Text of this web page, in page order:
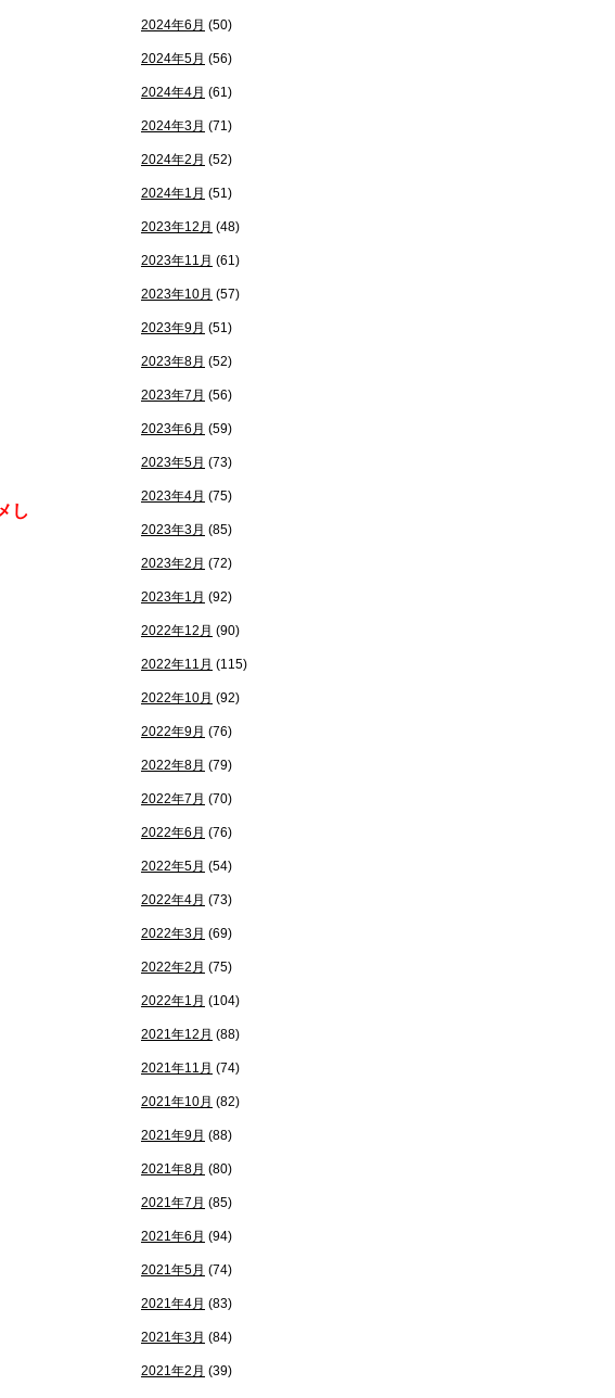
し
2024年6月 (50)
2024年5月 (56)
2024年4月 (61)
2024年3月 (71)
2024年2月 (52)
2024年1月 (51)
2023年12月 (48)
2023年11月 (61)
2023年10月 (57)
2023年9月 (51)
2023年8月 (52)
2023年7月 (56)
2023年6月 (59)
2023年5月 (73)
2023年4月 (75)
2023年3月 (85)
2023年2月 (72)
2023年1月 (92)
2022年12月 (90)
2022年11月 (115)
2022年10月 (92)
2022年9月 (76)
2022年8月 (79)
2022年7月 (70)
2022年6月 (76)
2022年5月 (54)
2022年4月 (73)
2022年3月 (69)
2022年2月 (75)
2022年1月 (104)
2021年12月 (88)
2021年11月 (74)
2021年10月 (82)
2021年9月 (88)
2021年8月 (80)
2021年7月 (85)
2021年6月 (94)
2021年5月 (74)
2021年4月 (83)
2021年3月 (84)
2021年2月 (39)